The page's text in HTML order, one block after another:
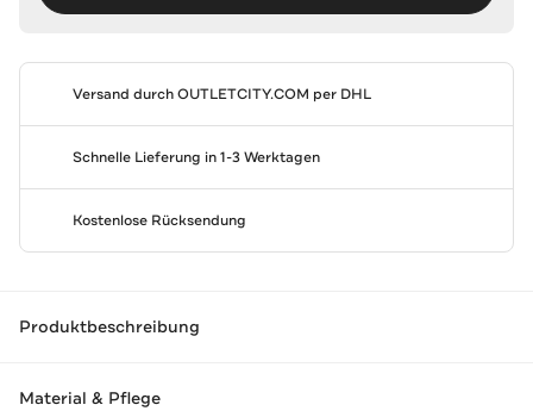
Versand durchOUTLETCITY.COM per DHL
Schnelle Lieferung in 1-3 Werktagen
Kostenlose Rücksendung
Produktbeschreibung
Material & Pflege